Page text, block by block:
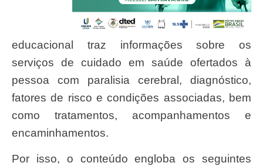
educacional traz informações sobre os
serviços de cuidado em saúde ofertados à
pessoa com paralisia cerebral, diagnóstico,
fatores de risco e condições associadas, bem
como tratamentos, acompanhamentos e
encaminhamentos.
Por isso, o conteúdo engloba os seguintes